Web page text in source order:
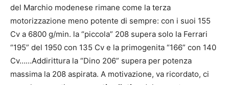
del Marchio modenese rimane come la terza
motorizzazione meno potente di sempre: con i suoi 155
Cv a 6800 g/min. la “piccola” 208 supera solo la Ferrari
“195” del 1950 con 135 Cv e la primogenita “166” con 140
Cv……Addirittura la “Dino 206” supera per potenza
massima la 208 aspirata. A motivazione, va ricordato, ci